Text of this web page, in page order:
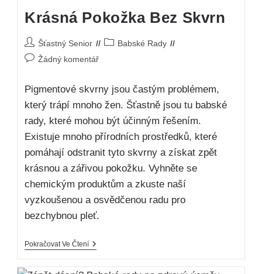
Krásná Pokožka Bez Skvrn
Šťastný Senior
Babské Rady
Žádný komentář
Pigmentové skvrny jsou častým problémem,
který trápí mnoho žen. Šťastně jsou tu babské
rady, které mohou být účinným řešením.
Existuje mnoho přírodních prostředků, které
pomáhají odstranit tyto skvrny a získat zpět
krásnou a zářivou pokožku. Vyhněte se
chemickým produktům a zkuste naší
vyzkoušenou a osvědčenou radu pro
bezchybnou pleť.
Pokračovat Ve Čtení